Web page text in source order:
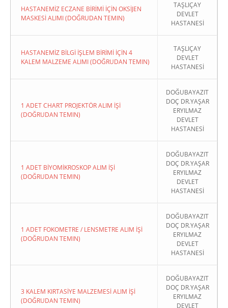
HASTANEMİZ ECZANE BİRİMİ İÇİN OKSİJEN
MASKESİ ALIMI (DOĞRUDAN TEMIN)
TAŞLIÇAY
DEVLET
HASTANESİ
HASTANEMİZ BİLGİ İŞLEM BİRİMİ İÇİN 4
KALEM MALZEME ALIMI (DOĞRUDAN TEMIN)
TAŞLIÇAY
DEVLET
HASTANESİ
1 ADET CHART PROJEKTÖR ALIM İŞİ
(DOĞRUDAN TEMIN)
DOĞUBAYAZIT
DOÇ DR.YAŞAR
ERYILMAZ
DEVLET
HASTANESİ
1 ADET BİYOMİKROSKOP ALIM İŞİ
(DOĞRUDAN TEMIN)
DOĞUBAYAZIT
DOÇ DR.YAŞAR
ERYILMAZ
DEVLET
HASTANESİ
1 ADET FOKOMETRE / LENSMETRE ALIM İŞİ
(DOĞRUDAN TEMIN)
DOĞUBAYAZIT
DOÇ DR.YAŞAR
ERYILMAZ
DEVLET
HASTANESİ
3 KALEM KIRTASİYE MALZEMESİ ALIM İŞİ
(DOĞRUDAN TEMIN)
DOĞUBAYAZIT
DOÇ DR.YAŞAR
ERYILMAZ
DEVLET